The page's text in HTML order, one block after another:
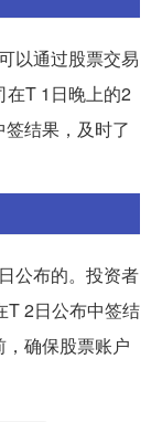
以通过股票交易
在T 1日晚上的2
结果，及时了
公布的。投资者
T 2日公布中签结
确保股票账户